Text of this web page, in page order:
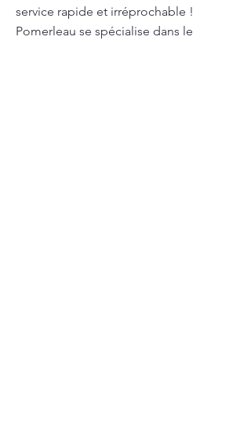
service rapide et irréprochable !
Pomerleau se spécialise dans le